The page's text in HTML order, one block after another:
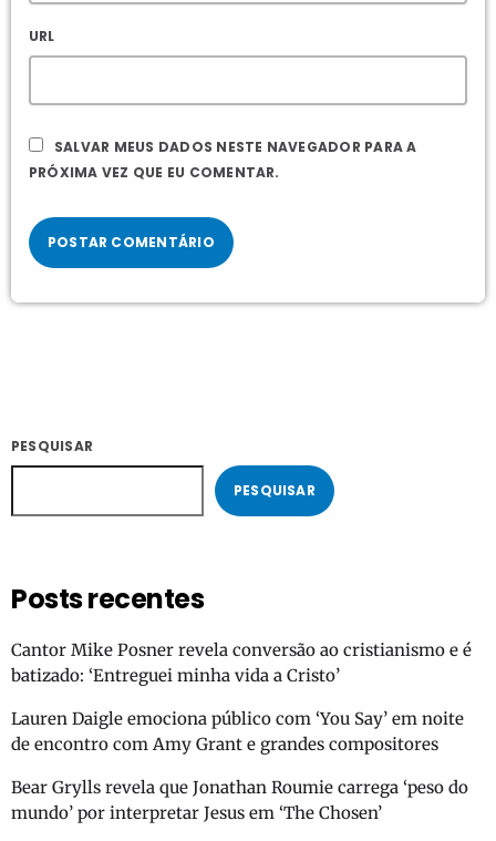
URL
SALVAR MEUS DADOS NESTE NAVEGADOR PARA A
PRÓXIMA VEZ QUE EU COMENTAR.
PESQUISAR
PESQUISAR
Posts recentes
Cantor Mike Posner revela conversão ao cristianismo e é
batizado: ‘Entreguei minha vida a Cristo’
Lauren Daigle emociona público com ‘You Say’ em noite
de encontro com Amy Grant e grandes compositores
Bear Grylls revela que Jonathan Roumie carrega ‘peso do
mundo’ por interpretar Jesus em ‘The Chosen’